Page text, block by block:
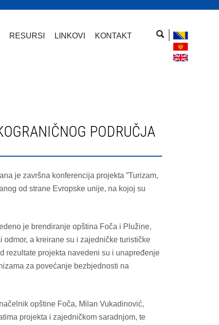
RESURSI LINKOVI KONTAKT
je završna konferencija projekta ”Turizam,
od strane Evropske unije, na kojoj su
je brendiranje opština Foča i Plužine,
a kreirane su i zajedničke turističke
rezultate projekta navedeni su i unapređenje
za povećanje bezbjednosti na
opštine Foča, Milan Vukadinović,
projekta i zajedničkom saradnjom, te